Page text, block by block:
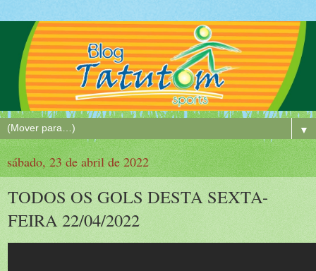
▼
sábado, 23 de abril de 2022
TODOS OS GOLS DESTA SEXTA-
FEIRA 22/04/2022